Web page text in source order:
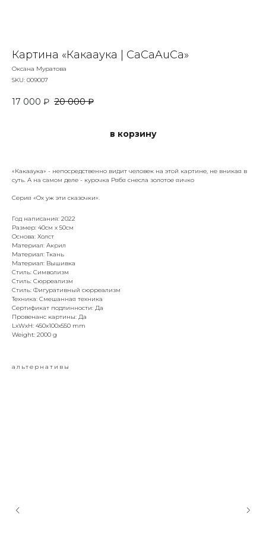
Картина «Какааука | CaCaAuCa»
Оксана Муратова
SKU: 009007
17 000 ₽ 20 000 ₽
в корзину
«Какааука» - непосредственно видит человек на этой картине, не вникая в
суть. А на самом деле - курочка Рябя снесла золотое яичко
Серия «Ох уж эти сказочки».
Год написания: 2022
Размер: 40см х 50см
Основа: Холст
Материал: Акрил
Материал: Ткань
Материал: Вышивка
Стиль: Символизм
Стиль: Сюрреализм
Стиль: Фигуративный сюрреализм
Техника: Смешанная техника
Сертификат подлинности: Да
Провенанс картины: Да
LxWxH: 450x100x550 mm
Weight: 2000 g
альтернативы